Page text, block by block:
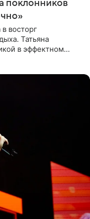
поклонников
восторг
Татьяна
в эффектном